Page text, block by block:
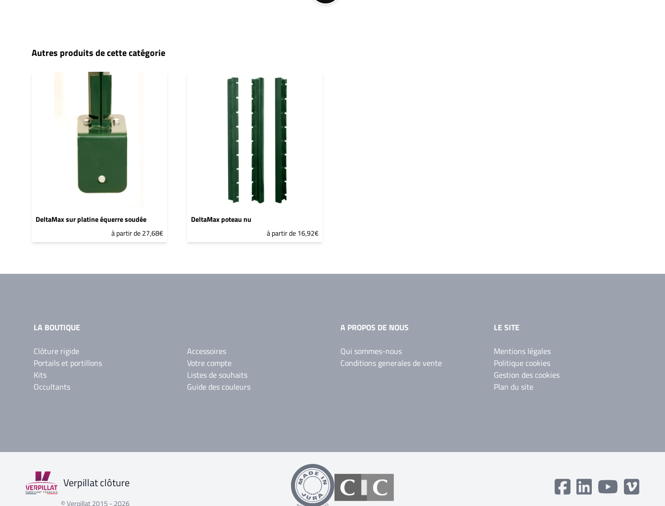
Autres produits de cette catégorie
DeltaMax sur platine équerre soudée
à partir de 27,68€
DeltaMax poteau nu
à partir de 16,92€
LA BOUTIQUE
Clôture rigide
Portails et portillons
Kits
Occultants
Accessoires
Votre compte
Listes de souhaits
Guide des couleurs
A PROPOS DE NOUS
Qui sommes-nous
Conditions generales de vente
LE SITE
Mentions légales
Politique cookies
Gestion des cookies
Plan du site
Verpillat clôture
© Verpillat 2015 - 2026